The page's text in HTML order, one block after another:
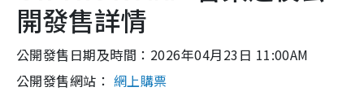
開發售詳情
公開發售日期及時間：2026年04月23日 11:00AM
公開發售網站： 網上購票